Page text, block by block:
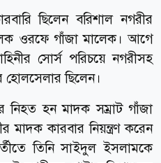
ছিলেন বরিশাল নগরীর
ওরফে গাঁজা মালেক। আগে
সোর্স পরিচয়ে নগরীসহ
হোলসেলার ছিলেন।
নিহত হন মাদক সম্রাট গাঁজা
মাদক কারবার নিয়ন্ত্রণ করেন
তিনি সাইদুল ইসলামকে